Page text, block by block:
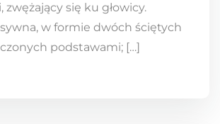
zwężający się ku głowicy.
w formie dwóch ściętych
podstawami; […]